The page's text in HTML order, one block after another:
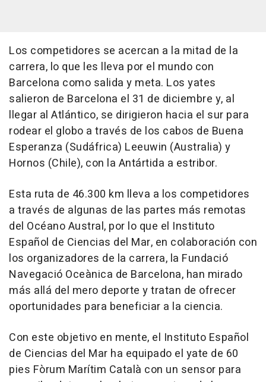
Los competidores se acercan a la mitad de la
carrera, lo que les lleva por el mundo con
Barcelona como salida y meta. Los yates
salieron de Barcelona el 31 de diciembre y, al
llegar al Atlántico, se dirigieron hacia el sur para
rodear el globo a través de los cabos de Buena
Esperanza (Sudáfrica) Leeuwin (Australia) y
Hornos (Chile), con la Antártida a estribor.
Esta ruta de 46.300 km lleva a los competidores
a través de algunas de las partes más remotas
del Océano Austral, por lo que el Instituto
Español de Ciencias del Mar, en colaboración con
los organizadores de la carrera, la Fundació
Navegació Oceànica de Barcelona, han mirado
más allá del mero deporte y tratan de ofrecer
oportunidades para beneficiar a la ciencia.
Con este objetivo en mente, el Instituto Español
de Ciencias del Mar ha equipado el yate de 60
pies Fòrum Marítim Català con un sensor para